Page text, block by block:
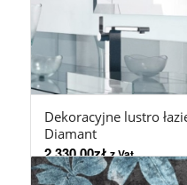
Dekoracyjne lustro
Diamant
2.330,00zł z Vat